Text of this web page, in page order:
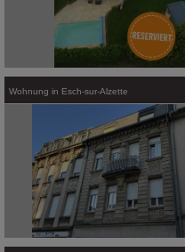
Wohnung in Esch-sur-Alzette